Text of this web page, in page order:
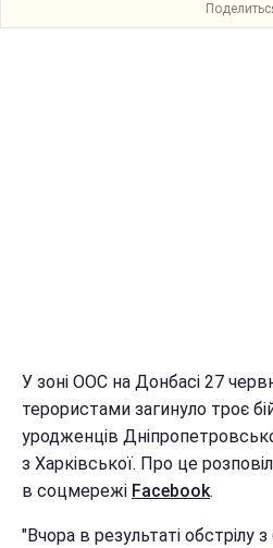
У зоні ООС на Донбасі 27
терористами загинуло троє
уродженців
з Харківської. Про це
в соцмережі Facebook.
"Вчора в результаті обстрілу